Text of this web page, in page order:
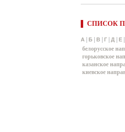
СПИСОК
А Б В Г Д Е
белорусское
горьковское
казанское
киевское